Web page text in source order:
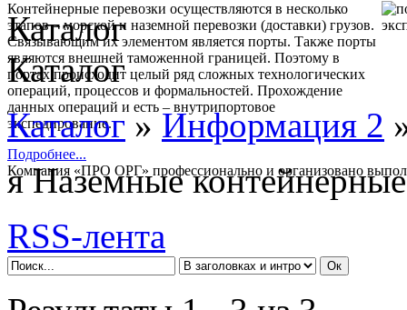
Контейнерные перевозки осуществляются в несколько
этапов – морской и наземной перевозки (доставки) грузов.
Связывающим их элементом является порты. Также порты
являются внешней таможенной границей. Поэтому в
портах происходит целый ряд сложных технологических
операций, процессов и формальностей. Прохождение
данных операций и есть – внутрипортовое
экспедирование.
Подробнее...
Компания «ПРО ОРГ» профессионально и организовано
полный комплекс услуг:
Экспедирование в порту.
- Автомобильные контейнерные перевозки
- Железнодорожные перевозки контейнеров
Подробнее...
Каталог
Каталог
Каталог»Информация 2
я Наземные
RSS-лента